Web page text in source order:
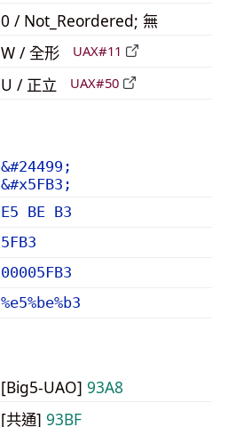
0 / Not_Reordered; 無
W / 全形 UAX#11
U / 正立 UAX#50
&#24499;
&#x5FB3;
E5 BE B3
5FB3
00005FB3
%e5%be%b3
[Big5-UAO] 93A8
[共通] 93BF